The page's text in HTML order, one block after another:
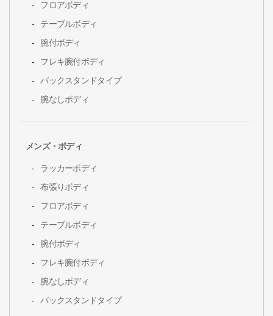
フロアボディ
テーブルボディ
腕付ボディ
フレキ腕付ボディ
バックスタンドタイプ
腕なしボディ
メンズ・ボディ
ラッカーボディ
布張りボディ
フロアボディ
テーブルボディ
腕付ボディ
フレキ腕付ボディ
腕なしボディ
バックスタンドタイプ